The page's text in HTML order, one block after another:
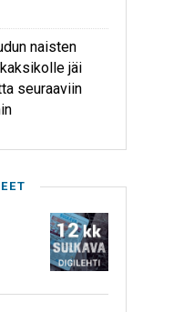
naisten
jäi
seuraaviin